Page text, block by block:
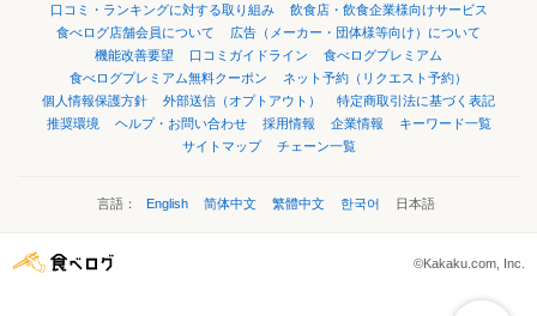
口コミ・ランキングに対する取り組み
飲食店・飲食企業様向けサービス
食べログ店舗会員について
広告（メーカー・団体様等向け）について
機能改善要望
口コミガイドライン
食べログプレミアム
食べログプレミアム無料クーポン
ネット予約（リクエスト予約）
個人情報保護方針
外部送信（オプトアウト）
特定商取引法に基づく表記
推奨環境
ヘルプ・お問い合わせ 採用情報 企業情報
キーワード一覧
サイトマップ
チェーン一覧
言語： English 简体中文 繁體中文 한국어 日本語
©Kakaku.com, Inc.